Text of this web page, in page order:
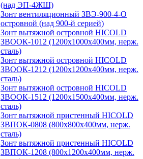
(над ЭП-4ЖШ)
Зонт вентиляционный ЗВЭ-900-4-О
островной (над 900-й серией)
Зонт вытяжной островной HICOLD
ЗВООК-1012 (1200х1000х400мм, нерж.
сталь)
Зонт вытяжной островной HICOLD
ЗВООК-1212 (1200x1200x400мм, нерж.
сталь)
Зонт вытяжной островной HICOLD
ЗВООК-1512 (1200х1500х400мм, нерж.
сталь)
Зонт вытяжной пристенный HICOLD
ЗВПОК-0808 (800х800х400мм, нерж.
сталь)
Зонт вытяжной пристенный HICOLD
ЗВПОК-1208 (800х1200х400мм, нерж.